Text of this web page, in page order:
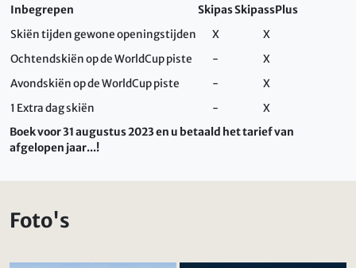
Inbegrepen SkipasSkipassPlus
Skiën tijden gewone openingstijden
X
X
Ochtendskiën op de WorldCup piste
-
X
Avondskiën op de WorldCup piste
-
X
1 Extra dag skiën
-
X
Boek voor 31 augustus 2023 en u betaald het tarief van
afgelopen jaar...!
Foto's